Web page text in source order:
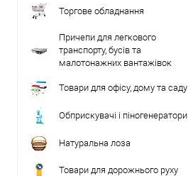
Торгове обладнання
Причепи для легкового
транспорту, бусів та
малотонажних вантажівок
Товари для офісу, дому та саду
Обприскувачі і піногенератори
Натуральна лоза
Товари для дорожнього руху